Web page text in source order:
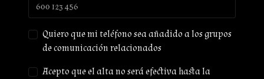
Quiero que mi teléfono sea añadido a los grupos
de comunicación relacionados
Acepto que el alta no será efectiva hasta la